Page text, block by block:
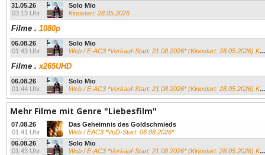
31.05.26
03:13 Uhr
Solo Mio
Kinostart: 28.05.2026
Filme . 1080p
06.08.26
01:43 Uhr
Solo Mio
Web / E-AC3 *Verkauf-Start: 21.08.2026* (Kinostart: 28.05.2026) Kevin James...
Filme .x265UHD
06.08.26
01:44 Uhr
Solo Mio
Web / E-AC3 *Verkauf-Start: 21.08.2026* (Kinostart: 28.05.2026) Kevin James...
Mehr Filme mit Genre "Liebesfilm"
07.08.26
01:41 Uhr
Das Geheimnis des Goldschmieds
Web / EAC3 *VoD-Start: 06.08.2026*
06.08.26
01:43 Uhr
Solo Mio
Web / E-AC3 *Verkauf-Start: 21.08.2026* (Kinostart: 28.05.2026) Kevin James...